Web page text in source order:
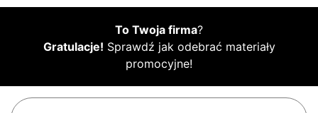
To Twoja firma?
Gratulacje! Sprawdź jak odebrać materiały
promocyjne!